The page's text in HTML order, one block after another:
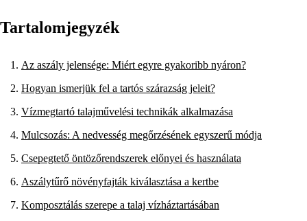
Tartalomjegyzék
Az aszály jelensége: Miért egyre gyakoribb nyáron?
Hogyan ismerjük fel a tartós szárazság jeleit?
Vízmegtartó talajművelési technikák alkalmazása
Mulcsozás: A nedvesség megőrzésének egyszerű módja
Csepegtető öntözőrendszerek előnyei és használata
Aszálytűrő növényfajták kiválasztása a kertbe
Komposztálás szerepe a talaj vízháztartásában